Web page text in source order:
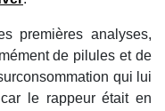
premières analyses,
de pilules et de
qui lui
le rappeur était en